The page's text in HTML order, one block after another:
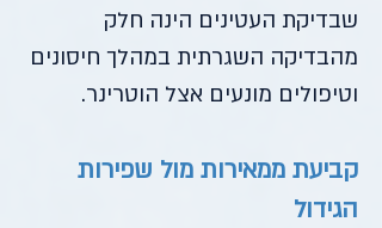
שבדיקת העטינים הינה חלק
מהבדיקה השגרתית במהלך חיסונים
וטיפולים מונעים אצל הוטרינר.
קביעת ממאירות מול שפירות
הגידול